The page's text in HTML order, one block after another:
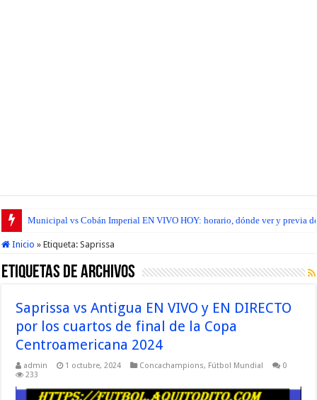
Municipal vs Cobán Imperial EN VIVO HOY: horario, dónde ver y previa
Inicio » Etiqueta:Saprissa
Etiquetas de Archivos
Saprissa vs Antigua EN VIVO y EN DIRECTO
por los cuartos de final de la Copa
Centroamericana 2024
admin 1 octubre, 2024 Concachampions, Fútbol Mundial
0
233